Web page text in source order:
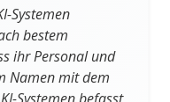
Systemen
bestem
ihr Personal und
Namen mit dem
Systemen befasst